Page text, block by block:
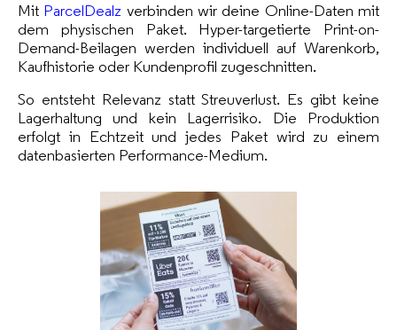
Mit ParcelDealz verbinden wir deine Online-Daten mit
dem physischen Paket. Hyper-targetierte Print-on-
Demand-Beilagen werden individuell auf Warenkorb,
Kaufhistorie oder Kundenprofil zugeschnitten.
So entsteht Relevanz statt Streuverlust. Es gibt keine
Lagerhaltung und kein Lagerrisiko. Die Produktion
erfolgt in Echtzeit und jedes Paket wird zu einem
datenbasierten Performance-Medium.